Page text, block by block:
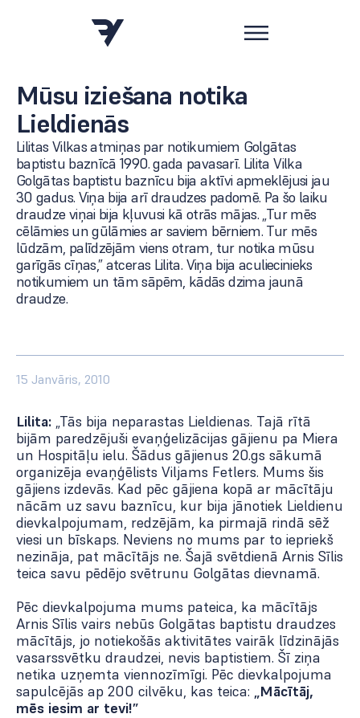
Mūsu iziešana notika
Lieldienās
Lilitas Vilkas atmiņas par notikumiem Golgātas
baptistu baznīcā 1990. gada pavasarī. Lilita Vilka
Golgātas baptistu baznīcu bija aktīvi apmeklējusi jau
30 gadus. Viņa bija arī draudzes padomē. Pa šo laiku
draudze viņai bija kļuvusi kā otrās mājas. „Tur mēs
cēlāmies un gūlāmies ar saviem bērniem. Tur mēs
lūdzām, palīdzējām viens otram, tur notika mūsu
garīgās cīņas,” atceras Lilita. Viņa bija aculiecinieks
notikumiem un tām sāpēm, kādās dzima jaunā
draudze.
15 Janvāris, 2010
Lilita: „Tās bija neparastas Lieldienas. Tajā rītā
bijām paredzējuši evaņģelizācijas gājienu pa Miera
un Hospitāļu ielu. Šādus gājienus 20.gs sākumā
organizēja evaņģēlists Viljams Fetlers. Mums šis
gājiens izdevās. Kad pēc gājiena kopā ar mācītāju
nācām uz savu baznīcu, kur bija jānotiek Lieldienu
dievkalpojumam, redzējām, ka pirmajā rindā sēž
viesi un bīskaps. Neviens no mums par to iepriekš
nezināja, pat mācītājs ne. Šajā svētdienā Arnis Sīlis
teica savu pēdējo svētrunu Golgātas dievnamā.
Pēc dievkalpojuma mums pateica, ka mācītājs
Arnis Sīlis vairs nebūs Golgātas baptistu draudzes
mācītājs, jo notiekošās aktivitātes vairāk līdzinājās
vasarssvētku draudzei, nevis baptistiem. Šī ziņa
netika uzņemta viennozīmīgi. Pēc dievkalpojuma
sapulcējās ap 200 cilvēku, kas teica: „Mācītāj,
mēs iesim ar tevi!”